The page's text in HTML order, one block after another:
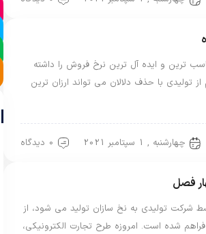
ترین و ایده آل ترین نرخ فروش را داشته
با حذف دلالان می تواند ارزان ترین
چهارشنبه , 1 سپتامبر 2021 0 دیدگاه
فصل
شرکت تولیدی به نخ سازان تولید می شود، از
شده است. امروزه طرح تجارت الکترونیکی،